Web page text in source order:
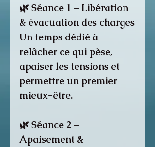
🌿 Séance 1 – Libération
& évacuation des charges
Un temps dédié à
relâcher ce qui pèse,
apaiser les tensions et
permettre un premier
mieux-être.
🌿 Séance 2 –
Apaisement &